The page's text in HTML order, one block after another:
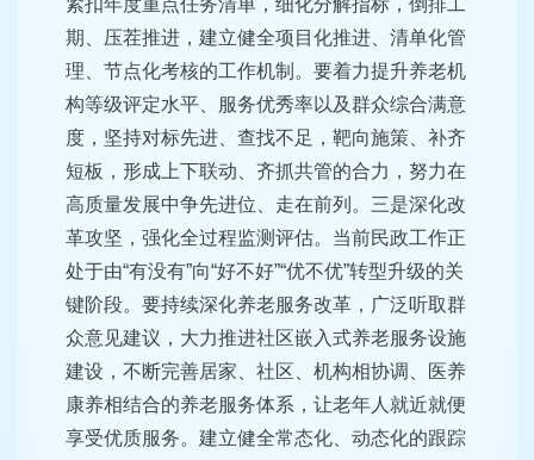
紧扣年度重点任务清单，细化分解指标，倒排工
期、压茬推进，建立健全项目化推进、清单化管
理、节点化考核的工作机制。要着力提升养老机
构等级评定水平、服务优秀率以及群众综合满意
度，坚持对标先进、查找不足，靶向施策、补齐
短板，形成上下联动、齐抓共管的合力，努力在
高质量发展中争先进位、走在前列。三是深化改
革攻坚，强化全过程监测评估。当前民政工作正
处于由“有没有”向“好不好”“优不优”转型升级的关
键阶段。要持续深化养老服务改革，广泛听取群
众意见建议，大力推进社区嵌入式养老服务设施
建设，不断完善居家、社区、机构相协调、医养
康养相结合的养老服务体系，让老年人就近就便
享受优质服务。建立健全常态化、动态化的跟踪